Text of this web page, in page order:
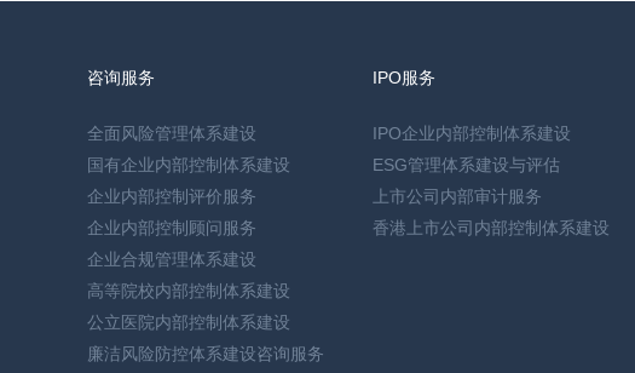
咨询服务
全面风险管理体系建设
国有企业内部控制体系建设
企业内部控制评价服务
企业内部控制顾问服务
企业合规管理体系建设
高等院校内部控制体系建设
公立医院内部控制体系建设
廉洁风险防控体系建设咨询服务
IPO服务
IPO企业内部控制体系建设
ESG管理体系建设与评估
上市公司内部审计服务
香港上市公司内部控制体系建设